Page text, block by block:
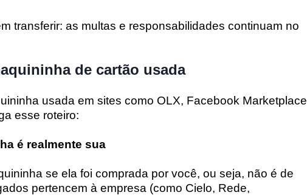
transferir: as multas e responsabilidades continuam no
de cartão usada
usada em sites como OLX, Facebook Marketplace
esse roteiro:
é realmente sua
se ela foi comprada por você, ou seja, não é de
pertencem à empresa (como Cielo, Rede,